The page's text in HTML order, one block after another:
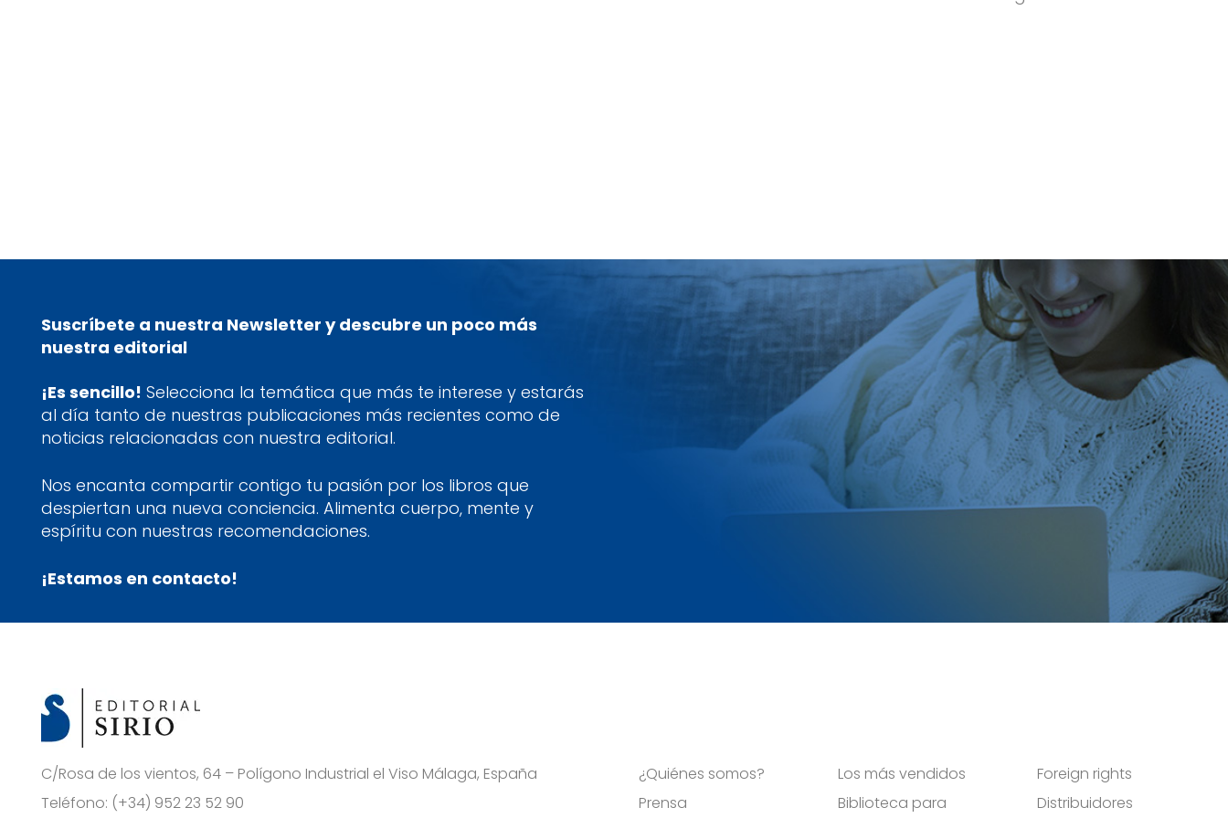
Suscríbete a nuestra Newsletter y descubre un poco más
nuestra editorial
¡Es sencillo! Selecciona la temática que más te interese y estarás
al día tanto de nuestras publicaciones más recientes como de
noticias relacionadas con nuestra editorial.
Nos encanta compartir contigo tu pasión por los libros que
despiertan una nueva conciencia. Alimenta cuerpo, mente y
espíritu con nuestras recomendaciones.
¡Estamos en contacto!
C/Rosa de los vientos, 64 – Polígono Industrial el Viso Málaga, España
Teléfono: (+34) 952 23 52 90
¿Quiénes somos?
Prensa
Los más vendidos
Biblioteca para
Foreign rights
Distribuidores